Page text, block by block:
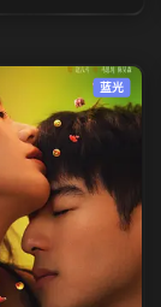
蓝光